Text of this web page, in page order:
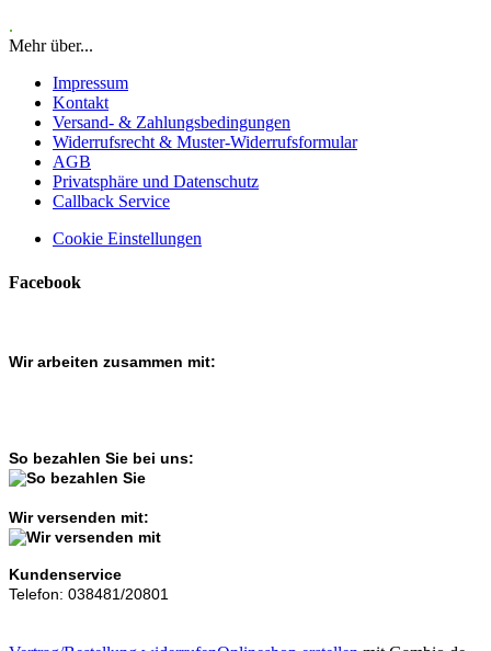
.
Mehr über...
Impressum
Kontakt
Versand- & Zahlungsbedingungen
Widerrufsrecht & Muster-Widerrufsformular
AGB
Privatsphäre und Datenschutz
Callback Service
Cookie Einstellungen
Facebook
Wir arbeiten zusammen mit:
So bezahlen Sie bei uns:
Wir versenden mit:
Kundenservice
Telefon: 038481/20801